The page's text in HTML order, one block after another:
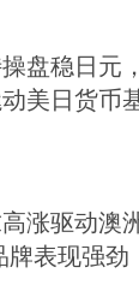
盘稳日元
美日货币
涨驱动澳
表现强劲